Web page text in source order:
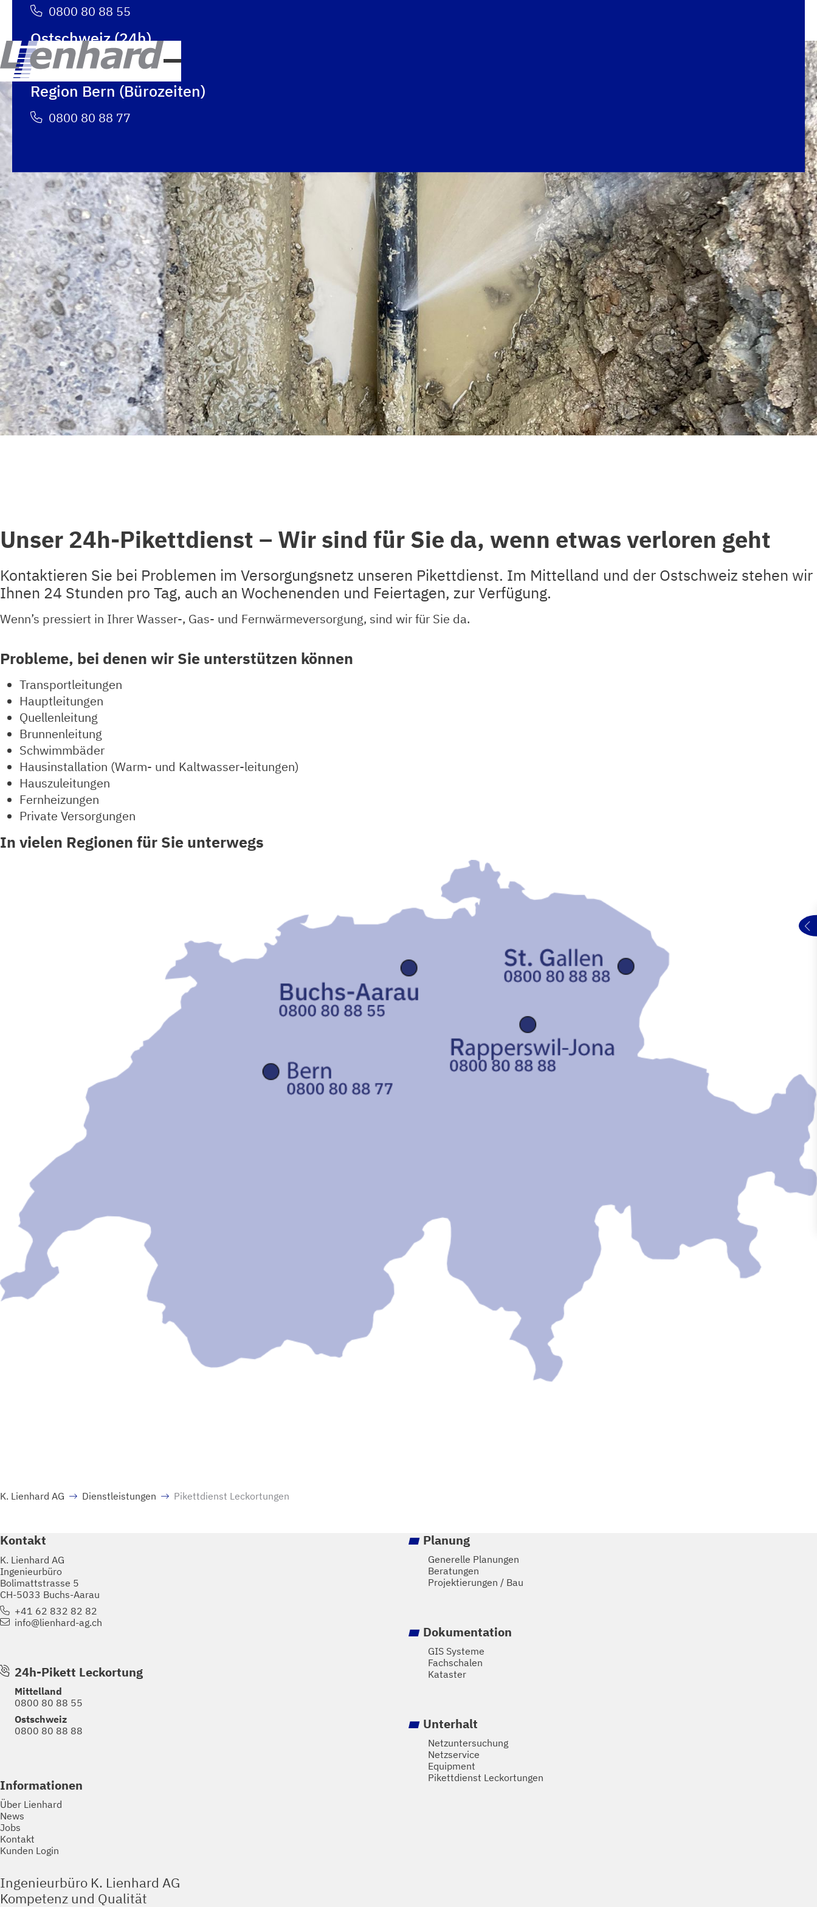
0800 80 88 55
Ostschweiz (24h)
0800 80 88 88
Region Bern (Bürozeiten)
0800 80 88 77
Unser 24h-Pikettdienst – Wir sind für Sie da, wenn etwas verloren geht
Kontaktieren Sie bei Problemen im Versorgungsnetz unseren Pikettdienst. Im Mittelland und der Ostschweiz stehen wir
Ihnen 24 Stunden pro Tag, auch an Wochenenden und Feiertagen, zur Verfügung.
Wenn’s pressiert in Ihrer Wasser-, Gas- und Fernwärmeversorgung, sind wir für Sie da.
Probleme, bei denen wir Sie unterstützen können
Transportleitungen
Hauptleitungen
Quellenleitung
Brunnenleitung
Schwimmbäder
Hausinstallation (Warm- und Kaltwasser-leitungen)
Hauszuleitungen
Fernheizungen
Private Versorgungen
In vielen Regionen für Sie unterwegs
K. Lienhard AG Dienstleistungen Pikettdienst Leckortungen
Kontakt
K. Lienhard AG
Ingenieurbüro
Bolimattstrasse 5
CH-5033 Buchs-Aarau
+41 62 832 82 82
info@lienhard-ag.ch
24h-Pikett Leckortung
Mittelland
0800 80 88 55
Ostschweiz
0800 80 88 88
Informationen
Über Lienhard
News
Jobs
Kontakt
Kunden Login
Ingenieurbüro K. Lienhard AG
Kompetenz und Qualität
Planung
Generelle Planungen
Beratungen
Projektierungen / Bau
Dokumentation
GIS Systeme
Fachschalen
Kataster
Unterhalt
Netzuntersuchung
Netzservice
Equipment
Pikettdienst Leckortungen